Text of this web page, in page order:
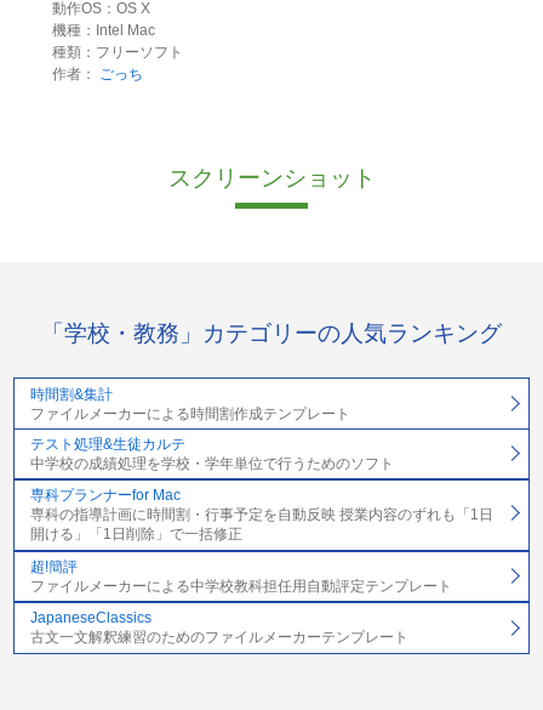
動作OS：OS X
機種：Intel Mac
種類：フリーソフト
作者：
ごっち
スクリーンショット
「学校・教務」カテゴリーの人気ランキング
時間割&集計
ファイルメーカーによる時間割作成テンプレート
テスト処理&生徒カルテ
中学校の成績処理を学校・学年単位で行うためのソフト
専科プランナーfor Mac
専科の指導計画に時間割・行事予定を自動反映 授業内容のずれも「1日
開ける」「1日削除」で一括修正
超!簡評
ファイルメーカーによる中学校教科担任用自動評定テンプレート
JapaneseClassics
古文一文解釈練習のためのファイルメーカーテンプレート